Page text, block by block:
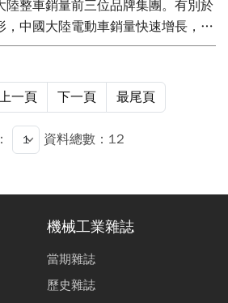
陸整車銷量前三位品牌集團。有別於
，中國大陸電動車銷量快速增長，比
中國大陸電動車銷量前三位品牌。雙
新議題，可作為我國後續推動電動車
品牌純電動車型已於2018年通過中
有望受惠雙積分制，擴大中國大陸銷
一頁 下一頁 最尾頁
資料總數：12
機械工業雜誌
當期雜誌
歷史雜誌